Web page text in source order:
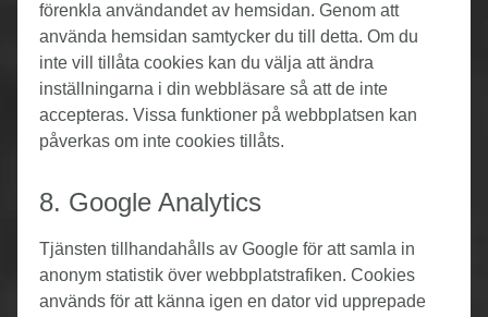
förenkla användandet av hemsidan. Genom att
använda hemsidan samtycker du till detta. Om du
inte vill tillåta cookies kan du välja att ändra
inställningarna i din webbläsare så att de inte
accepteras. Vissa funktioner på webbplatsen kan
påverkas om inte cookies tillåts.
8. Google Analytics
Tjänsten tillhandahålls av Google för att samla in
anonym statistik över webbplatstrafiken. Cookies
används för att känna igen en dator vid upprepade